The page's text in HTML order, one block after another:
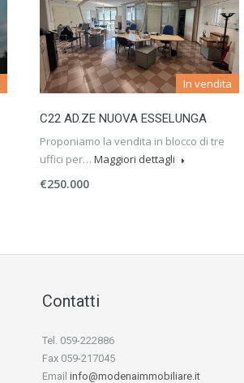
In vendita
C22 AD.ZE NUOVA ESSELUNGA
Proponiamo la vendita in blocco di tre
uffici per… Maggiori dettagli
€250.000
Contatti
Tel. 059-222886
Fax 059-217045
Email info@modenaimmobiliare.it